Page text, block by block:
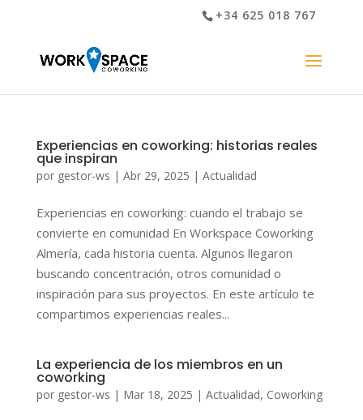
+34 625 018 767
Experiencias en coworking: historias reales
que inspiran
por gestor-ws | Abr 29, 2025 | Actualidad
Experiencias en coworking: cuando el trabajo se
convierte en comunidad En Workspace Coworking
Almería, cada historia cuenta. Algunos llegaron
buscando concentración, otros comunidad o
inspiración para sus proyectos. En este artículo te
compartimos experiencias reales...
La experiencia de los miembros en un
coworking
por gestor-ws | Mar 18, 2025 | Actualidad, Coworking